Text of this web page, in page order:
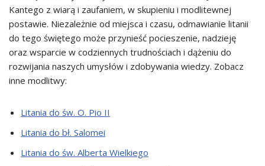
Kantego z wiarą i zaufaniem, w skupieniu i modlitewnej
postawie. Niezależnie od miejsca i czasu, odmawianie litanii
do tego świętego może przynieść pocieszenie, nadzieję
oraz wsparcie w codziennych trudnościach i dążeniu do
rozwijania naszych umysłów i zdobywania wiedzy. Zobacz
inne modlitwy:
Litania do św. O. Pio II
Litania do bł. Salomei
Litania do św. Alberta Wielkiego